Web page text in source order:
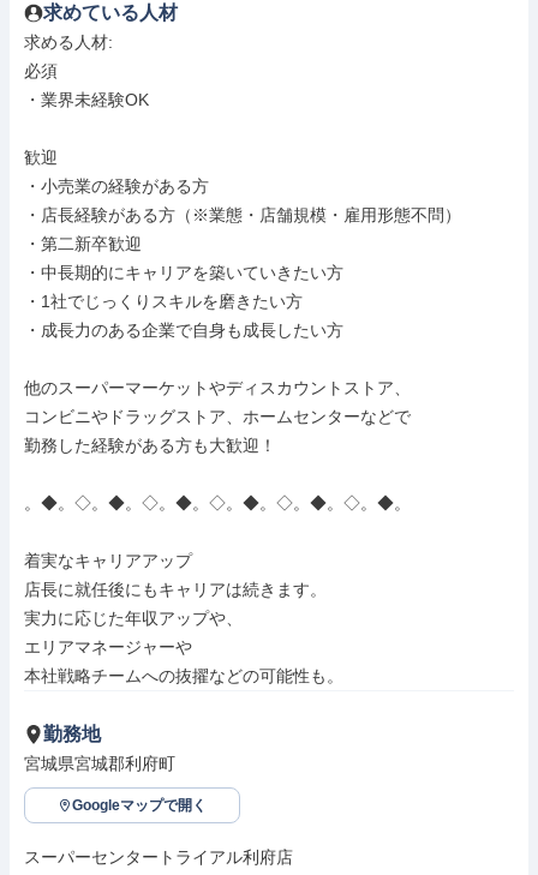
求めている人材
求める人材:
必須
・業界未経験OK
歓迎
・小売業の経験がある方
・店長経験がある方（※業態・店舗規模・雇用形態不問）
・第二新卒歓迎
・中長期的にキャリアを築いていきたい方
・1社でじっくりスキルを磨きたい方
・成長力のある企業で自身も成長したい方
他のスーパーマーケットやディスカウントストア、
コンビニやドラッグストア、ホームセンターなどで
勤務した経験がある方も大歓迎！
。◆。◇。◆。◇。◆。◇。◆。◇。◆。◇。◆。
着実なキャリアアップ
店長に就任後にもキャリアは続きます。
実力に応じた年収アップや、
エリアマネージャーや
本社戦略チームへの抜擢などの可能性も。
勤務地
宮城県宮城郡利府町
Googleマップで開く
スーパーセンタートライアル利府店